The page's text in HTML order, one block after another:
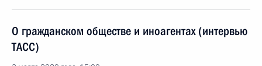
О гражданском обществе и иноагентах (интервью
ТАСС)